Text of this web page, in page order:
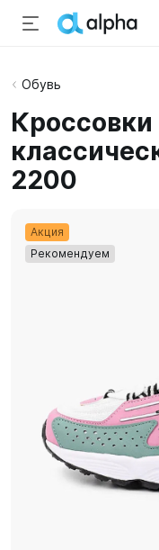
Обувь
Кроссовки
2200
Акция
Рекомендуем